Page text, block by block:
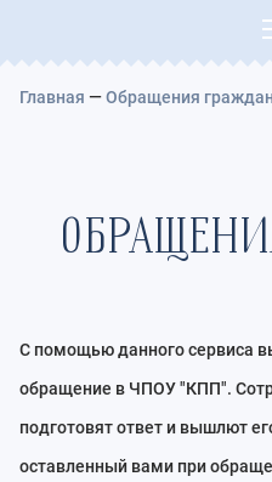
Добро пожаловать на наш сайт!
Главная —Обращения граждан
С помощью данного сервиса
обращение в ЧПОУ "КПП".
подготовят ответ и вышлют
оставленный вами при